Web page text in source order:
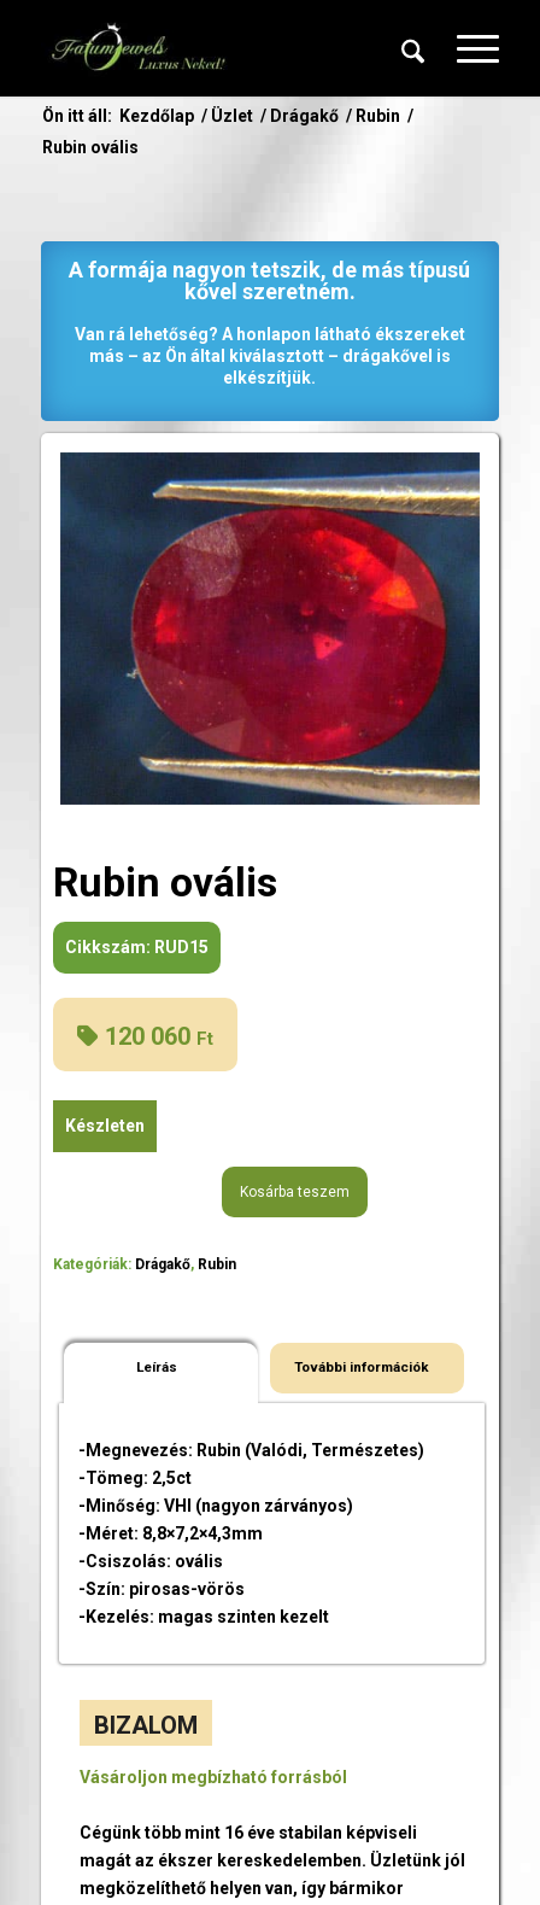
Ön itt áll: Kezdőlap / Üzlet / Drágakő / Rubin /
Rubin ovális
A formája nagyon tetszik, de más típusú
kővel szeretném.
Van rá lehetőség? A honlapon látható ékszereket
más – az Ön által kiválasztott – drágakővel is
elkészítjük.
Rubin ovális
Cikkszám: RUD15
120 060 Ft
Készleten
Kosárba teszem
Kategóriák: Drágakő, Rubin
Leírás További információk
-Megnevezés: Rubin (Valódi, Természetes)
-Tömeg: 2,5ct
-Minőség: VHI (nagyon zárványos)
-Méret: 8,8×7,2×4,3mm
-Csiszolás: ovális
-Szín: pirosas-vörös
-Kezelés: magas szinten kezelt
BIZALOM
Vásároljon megbízható forrásból
Cégünk több mint 16 éve stabilan képviseli
magát az ékszer kereskedelemben. Üzletünk jól
megközelíthető helyen van, így bármikor